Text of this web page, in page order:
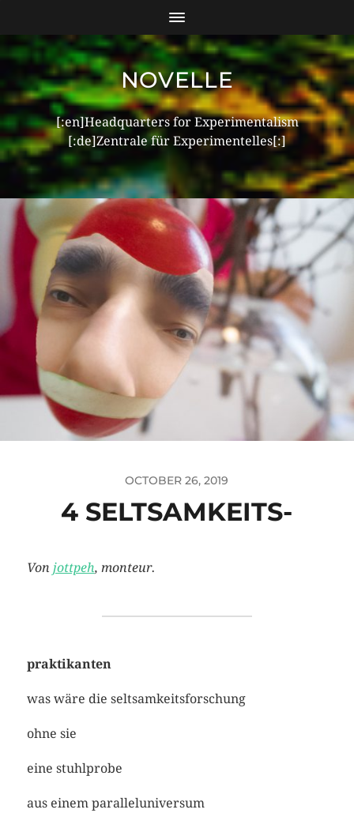
NOVELLE
[:en]Headquarters for Experimentalism
[:de]Zentrale für Experimentelles[:]
OCTOBER 26, 2019
4 SELTSAMKEITS-
Von jottpeh, monteur.
praktikanten
was wäre die seltsamkeitsforschung
ohne sie
eine stuhlprobe
aus einem paralleluniversum